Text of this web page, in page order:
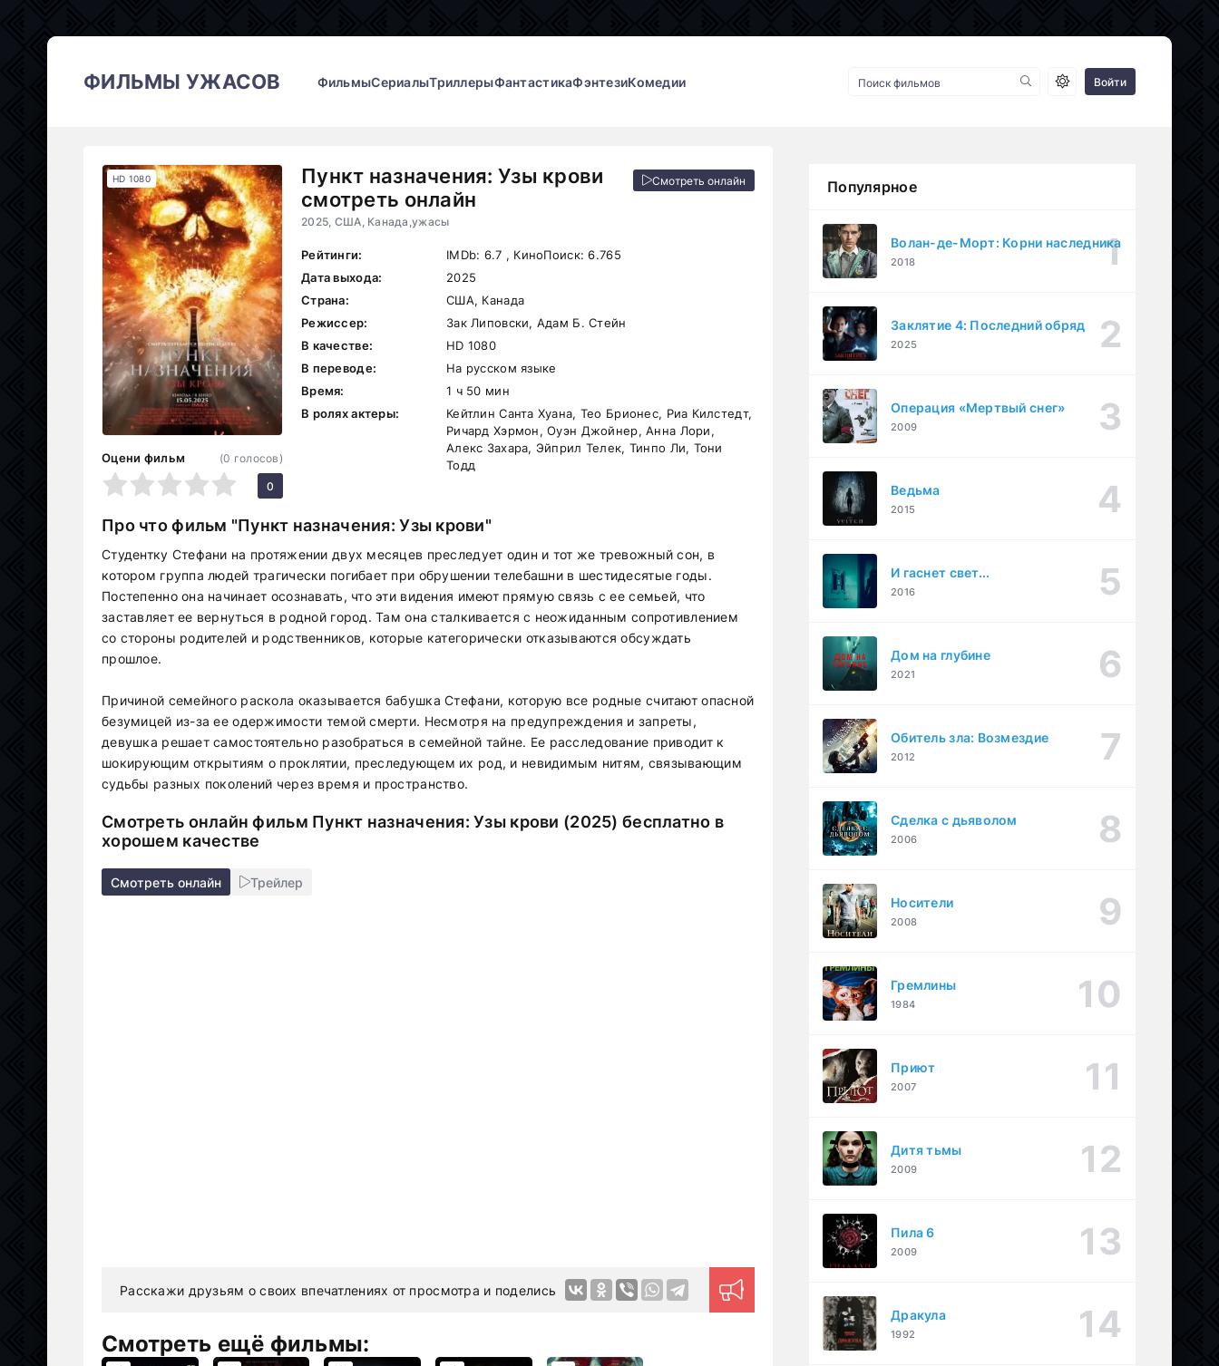
ФИЛЬМЫ УЖАСОВ ФильмыСериалыТриллерыФантастикаФэнтезиКомедии Войти
Пункт назначения: Узы крови
смотреть онлайн
2025, США, Канада,ужасы
Смотреть онлайн
HD 1080
Оцени фильм
5
(0 голосов)
0
Рейтинги: IMDb: 6.7 , КиноПоиск:6.765
Дата выхода:
2025
Страна:
США, Канада
Режиссер:
Зак Липовски, Адам Б. Стейн
В качестве:
HD 1080
В переводе:
На русском языке
Время:
1 ч 50 мин
В ролях актеры:
Кейтлин Санта Хуана, Тео Брионес, Риа Килстедт,
Ричард Хэрмон, Оуэн Джойнер, Анна Лори,
Алекс Захара, Эйприл Телек, Тинпо Ли, Тони
Тодд
Про что фильм "Пункт назначения: Узы крови"
Студентку Стефани на протяжении двух месяцев преследует один и тот же тревожный сон, в
котором группа людей трагически погибает при обрушении телебашни в шестидесятые годы.
Постепенно она начинает осознавать, что эти видения имеют прямую связь с ее семьей, что
заставляет ее вернуться в родной город. Там она сталкивается с неожиданным сопротивлением
со стороны родителей и родственников, которые категорически отказываются обсуждать
прошлое.
Причиной семейного раскола оказывается бабушка Стефани, которую все родные считают опасной
безумицей из-за ее одержимости темой смерти. Несмотря на предупреждения и запреты,
девушка решает самостоятельно разобраться в семейной тайне. Ее расследование приводит к
шокирующим открытиям о проклятии, преследующем их род, и невидимым нитям, связывающим
судьбы разных поколений через время и пространство.
Смотреть онлайн фильм Пункт назначения: Узы крови (2025) бесплатно в
хорошем качестве
Смотреть онлайн Трейлер
Расскажи друзьям о своих впечатлениях от просмотра и поделись
Смотреть ещё фильмы:
Популярное
Волан-де-Морт: Корни наследника
2018
Заклятие 4: Последний обряд
2025
Операция «Мертвый снег»
2009
Ведьма
2015
И гаснет свет...
2016
Дом на глубине
2021
Обитель зла: Возмездие
2012
Сделка с дьяволом
2006
Носители
2008
Гремлины
1984
Приют
2007
Дитя тьмы
2009
Пила 6
2009
Дракула
1992